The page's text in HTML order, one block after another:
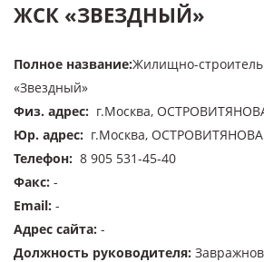
ЖСК «ЗВЕЗДНЫЙ»
Полное название:Жилищно-
«Звездный»
Физ. адрес: г.Москва,
Юр. адрес: г.Москва, ОСТРОВИТЯНОВА
Телефон: 8 905 531-45-40
Факс: -
Email: -
Адрес сайта: -
Должность руководителя: